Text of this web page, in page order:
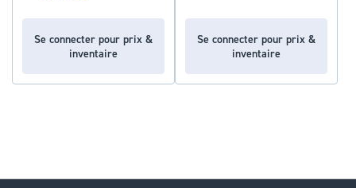
Se connecter pour prix &
inventaire
Se connecter pour prix &
inventaire